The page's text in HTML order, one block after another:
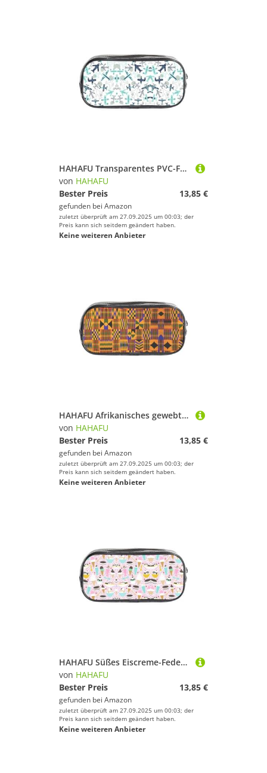
suchst, stöbere doch einfach ja nach Deiner Sportart
in der jeweiligen Sportabteilung - wir haben für fast
jeden Sport ein breites Angebot - vomLaufen
bis hin zuFitnessundBoxen. In jedem Fall
wünschen wir Dir viel Spaß und Erfolg mit Deinem
HAHAFU Transparentes PVC-Federmäppchen, Make-up-Tasche für Schule, Büro, Reisen, Fitnessstudio, Zubehör, Organizer (komplett bedruckte Vorderseite)
von HAHAFU
Bester Preis
13,85 €
gefunden bei Amazon
zuletzt überprüft am 27.09.2025 um 00:03; der
Preis kann sich seitdem geändert haben.
Keine weiteren Anbieter
HAHAFU Afrikanisches gewebtes transparentes PVC-Federmäppchen, transparente Make-up-Tasche für Schule, Büro, Reisen, Fitnessstudio, Zubehör, Organizer (komplett bedruckte Vorderseite)
von HAHAFU
Bester Preis
13,85 €
gefunden bei Amazon
zuletzt überprüft am 27.09.2025 um 00:03; der
Preis kann sich seitdem geändert haben.
Keine weiteren Anbieter
HAHAFU Süßes Eiscreme-Federmäppchen, transparent, Make-up-Tasche für Schule, Büro, Reisen, Fitnessstudio, Zubehör, Organizer (komplett bedruckte Vorderseite)
von HAHAFU
Bester Preis
13,85 €
gefunden bei Amazon
zuletzt überprüft am 27.09.2025 um 00:03; der
Preis kann sich seitdem geändert haben.
Keine weiteren Anbieter